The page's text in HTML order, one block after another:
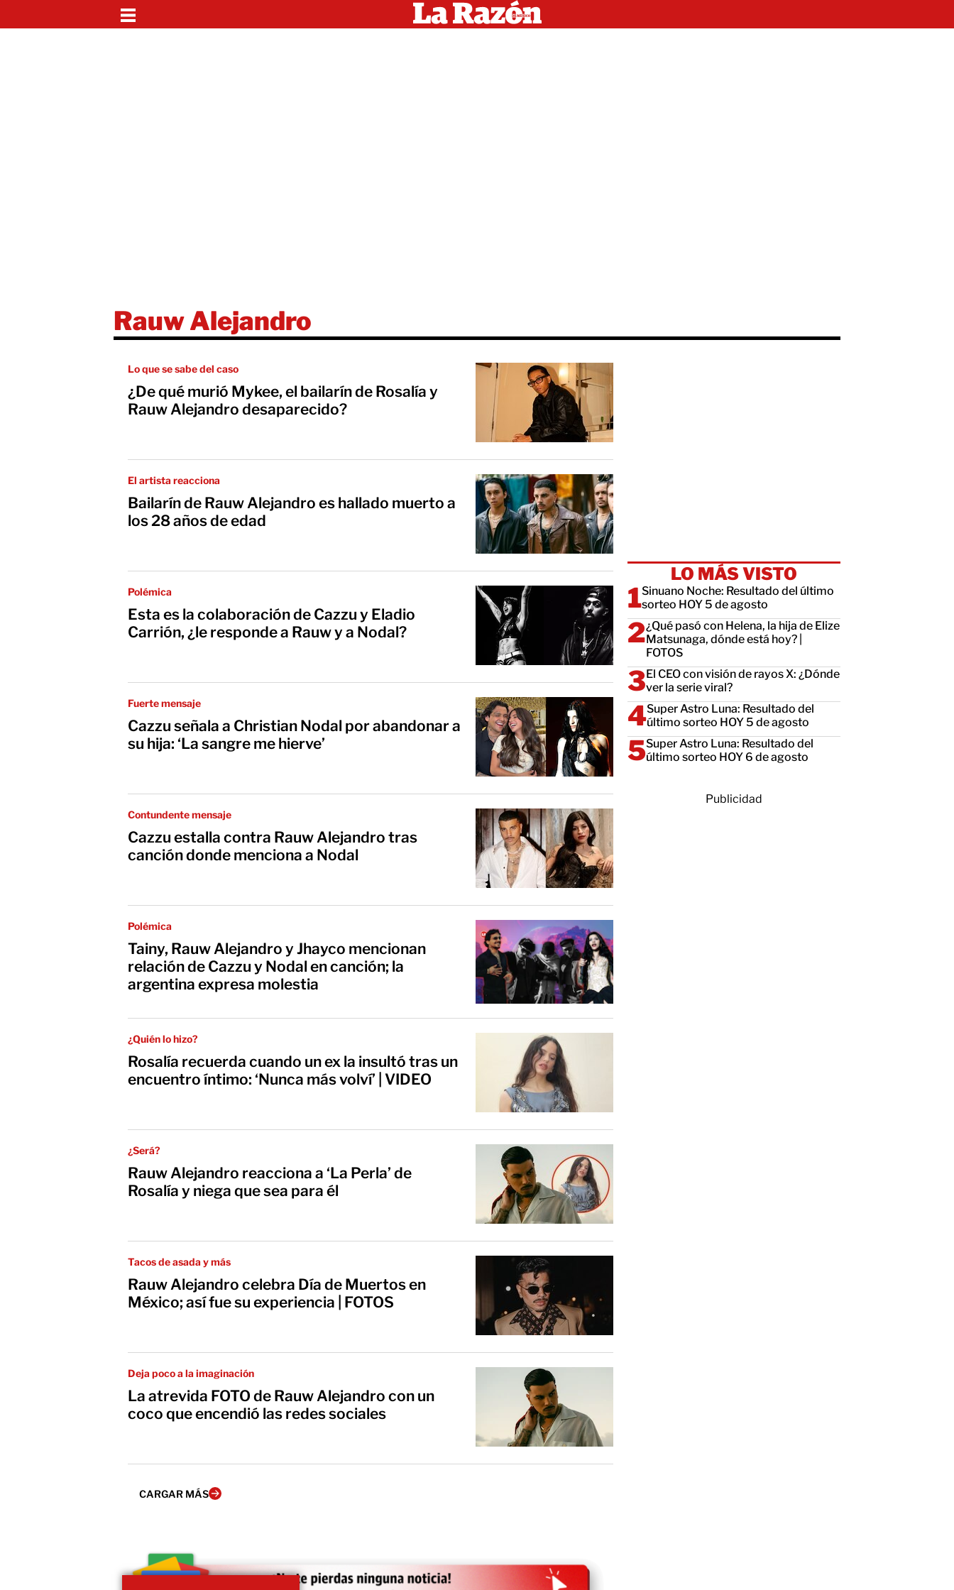
Rauw Alejandro
Lo que se sabe del caso
¿De qué murió Mykee, el bailarín de Rosalía y
Rauw Alejandro desaparecido?
El artista reacciona
Bailarín de Rauw Alejandro es hallado muerto a
los 28 años de edad
Polémica
Esta es la colaboración de Cazzu y Eladio
Carrión, ¿le responde a Rauw y a Nodal?
Fuerte mensaje
Cazzu señala a Christian Nodal por abandonar a
su hija: ‘La sangre me hierve’
Contundente mensaje
Cazzu estalla contra Rauw Alejandro tras
canción donde menciona a Nodal
Polémica
Tainy, Rauw Alejandro y Jhayco mencionan
relación de Cazzu y Nodal en canción; la
argentina expresa molestia
¿Quién lo hizo?
Rosalía recuerda cuando un ex la insultó tras un
encuentro íntimo: ‘Nunca más volví’ | VIDEO
¿Será?
Rauw Alejandro reacciona a ‘La Perla’ de
Rosalía y niega que sea para él
Tacos de asada y más
Rauw Alejandro celebra Día de Muertos en
México; así fue su experiencia | FOTOS
Deja poco a la imaginación
La atrevida FOTO de Rauw Alejandro con un
coco que encendió las redes sociales
CARGAR MÁS
LO MÁS VISTO
Sinuano Noche: Resultado del último
sorteo HOY 5 de agosto
¿Qué pasó con Helena, la hija de Elize
Matsunaga, dónde está hoy? |
FOTOS
El CEO con visión de rayos X: ¿Dónde
ver la serie viral?
Super Astro Luna: Resultado del
último sorteo HOY 5 de agosto
Super Astro Luna: Resultado del
último sorteo HOY 6 de agosto
Publicidad